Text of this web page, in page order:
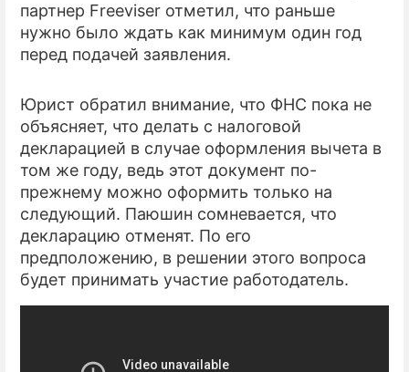
партнер Freeviser отметил, что раньше
нужно было ждать как минимум один год
перед подачей заявления.
Юрист обратил внимание, что ФНС пока не
объясняет, что делать с налоговой
декларацией в случае оформления вычета в
том же году, ведь этот документ по-
прежнему можно оформить только на
следующий. Паюшин сомневается, что
декларацию отменят. По его
предположению, в решении этого вопроса
будет принимать участие работодатель.